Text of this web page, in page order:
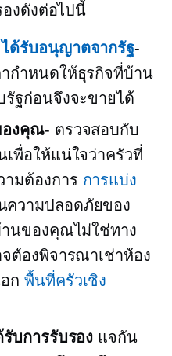
งดังต่อไปนี้
ได้รับอนุญาตจากรัฐ-
ากำหนดให้ธุรกิจที่บ้าน
รัฐก่อนจึงจะขายได้
องคุณ- ตรวจสอบกับ
พื่อให้แน่ใจว่าครัวที่
มต้องการ การแบ่ง
ความปลอดภัยของ
นของคุณไม่ใช่ทาง
ต้องพิจารณาเช่าห้อง
อกพื้นที่ครัวเชิง
บการรับรอง แจกัน